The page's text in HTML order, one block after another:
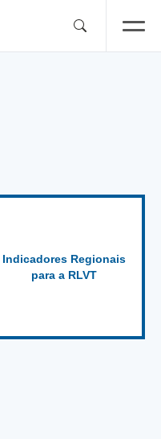
Indicadores Regionais
para a RLVT